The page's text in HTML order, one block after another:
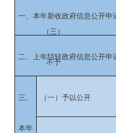
一、本年新收政府信息公开申
二、上年结转政府信息公开申
三、
本年
（一）予以公开
（三）
不予